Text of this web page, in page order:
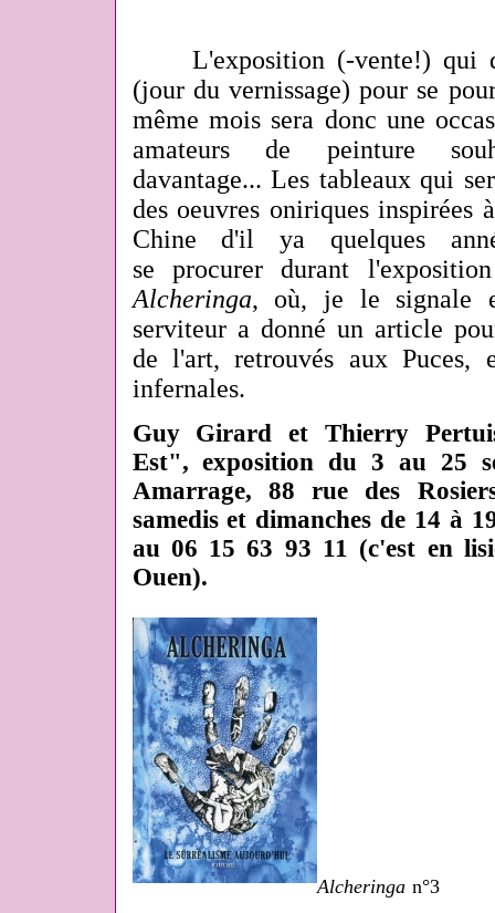
L'exposition (-vente!) qui
(jour du vernissage) pour se
même mois sera donc une
amateurs de peinture
davantage... Les tableaux qui
des oeuvres oniriques inspirées
Chine d'il ya quelques
se procurerdurant
Alcheringa, où, je le signale
serviteur a donné un article
de l'art, retrouvés aux Puces,
infernales.
Guy Girard et Thierry
Est", exposition du 3 au 25
Amarrage, 88 rue des
samedis et dimanches de 14 à
au 06 15 63 93 11 (c'est en
Ouen).
Alcheringan°3